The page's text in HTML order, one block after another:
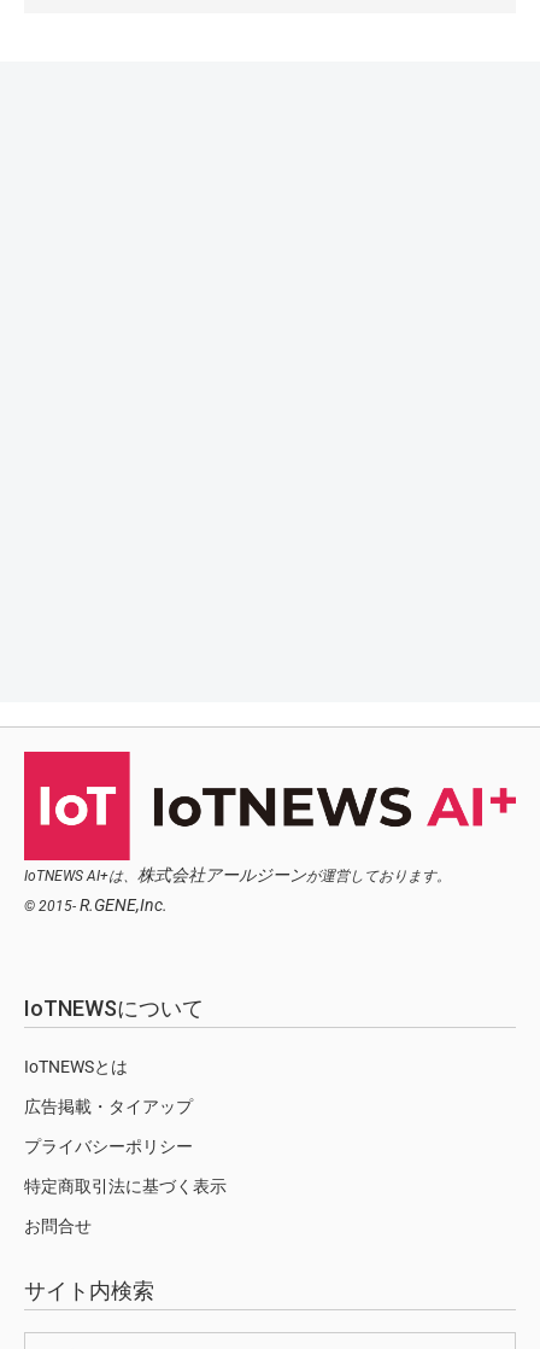
IoTNEWS AI+は、 株式会社アールジーンが運営しております。
© 2015- R.GENE,Inc.
IoTNEWSについて
IoTNEWSとは
広告掲載・タイアップ
プライバシーポリシー
特定商取引法に基づく表示
お問合せ
サイト内検索